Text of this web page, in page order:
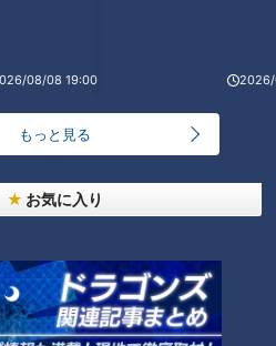
08/08 19:00 2026/
もっと見る
お気に入り
目で見てくる中、プレッシャーは
いかと推測。
様、緊張感に包まれているのでは
も見に行ったけど、“あれ？意外
でも試合を重ねるごとにバット